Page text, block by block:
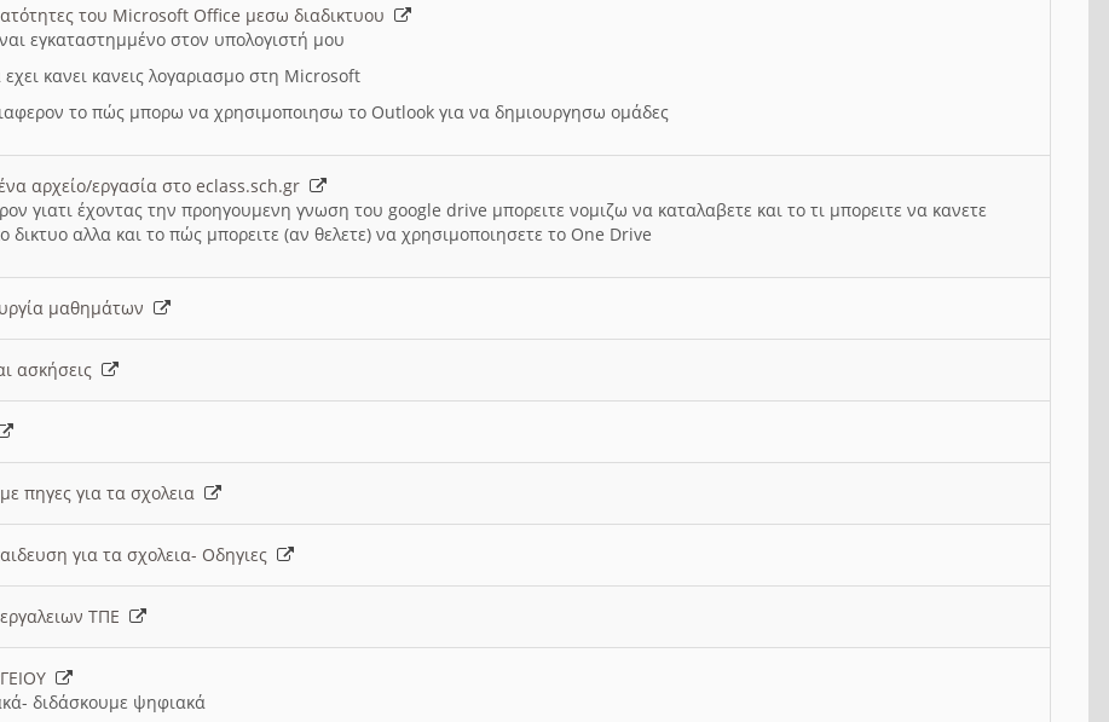
του Microsoft Office μεσω διαδικτυου
εγκαταστημμένο στον υπολογιστή μου
κανει κανεις λογαριασμο στη Microsoft
το πώς μπορω να χρησιμοποιησω το Outlook για να δημιουργησω ομάδες
αρχείο/εργασία στο eclass.sch.gr
γιατι έχοντας την προηγουμενη γνωση του google drive μπορειτε νομιζω να καταλαβετε και το τι μπορειτε να κανετε
δικτυο αλλα και το πώς μπορειτε (αν θελετε) να χρησιμοποιησετε το One Drive
μαθημάτων
ασκήσεις
πηγες για τα σχολεια
για τα σχολεια- Οδηγιες
ΤΠΕ
διδάσκουμε ψηφιακά